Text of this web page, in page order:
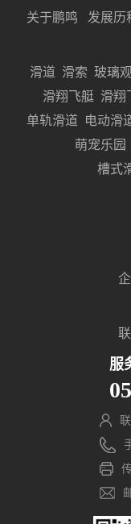
关于鹏鸣
发展历
滑道 滑索 玻璃
滑翔飞艇 滑翔
单轨滑道
电动滑
萌宠乐园
槽式
服